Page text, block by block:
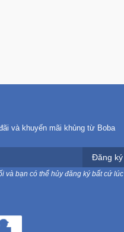
và khuyến mãi khủng từ Boba
Đăng ký
và bạn có thể hủy đăng ký bất cứ lúc